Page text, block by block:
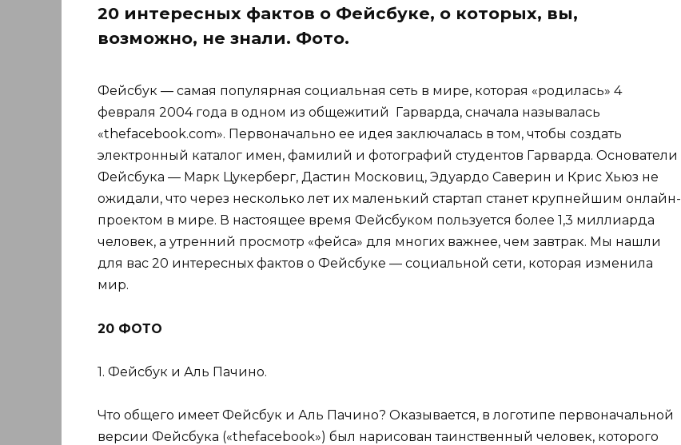
20 интересных фактов о Фейсбуке, о которых, вы,
возможно, не знали. Фото.
Фейсбук — самая популярная социальная сеть в мире, которая «родилась» 4
февраля 2004 года в одном из общежитий Гарварда, сначала называлась
«thefacebook.com». Первоначально ее идея заключалась в том, чтобы создать
электронный каталог имен, фамилий и фотографий студентов Гарварда. Основатели
Фейсбука — Марк Цукерберг, Дастин Московиц, Эдуардо Саверин и Крис Хьюз не
ожидали, что через несколько лет их маленький стартап станет крупнейшим онлайн-
проектом в мире. В настоящее время Фейсбуком пользуется более 1,3 миллиарда
человек, а утренний просмотр «фейса» для многих важнее, чем завтрак. Мы нашли
для вас 20 интересных фактов о Фейсбуке — социальной сети, которая изменила
мир.
20 ФОТО
1. Фейсбук и Аль Пачино.
Что общего имеет Фейсбук и Аль Пачино? Оказывается, в логотипе первоначальной
версии Фейсбука («thefacebook») был нарисован таинственный человек, которого